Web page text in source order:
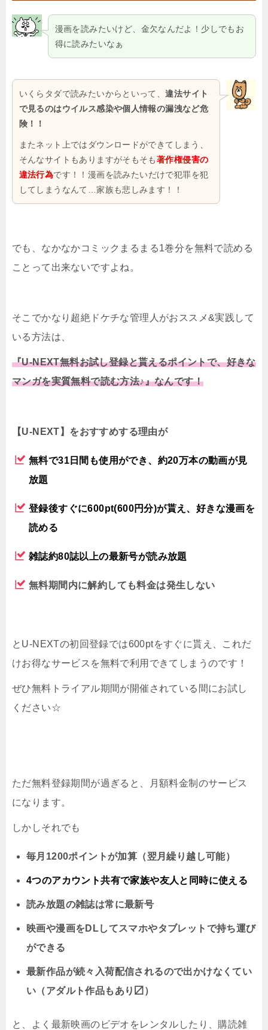
漫画を読みたいけど、金欠なんだよ！少しでもお
得に読みたいなぁ
いくらタダで読みたいからといって、違法サイト
で見るのはウイルス感染や個人情報の漏洩など危
険！！
またネット上ではダウンロードができてしまう、
そんなサイトもありますがそもそも著作権侵害の
違法行為です！！漫画を読みたいだけで犯罪を犯
してしまうなんて…家族も悲しみます！！
でも、なかなかコミックまるまる1巻分を無料で読める
ことって出来ないですよね。
そこでかなり超絶ドケチな管理人がおススメ&実践して
いる方法は、
『U-NEXT無料お試し登録と貰えるポイントで、好きな
マンガを実質無料で読む方法♪』なんです！
【U-NEXT】をおすすめする理由が
無料で31日間も使用ができ、約20万本の動画が見
放題
登録後すぐに600pt(600円分)が貰え、好きな漫画を
読める
雑誌約80誌以上の最新号が読み放題
無料期間内に解約しても料金は発生しない
とU-NEXTの初回登録では600ptをすぐに貰え、これだ
けお得なサービスを無料で利用できてしまうのです！
ぜひ無料トライアル期間が開催されている間にお試し
ください☆
ただ無料登録期間が過ぎると、月額料金制のサービス
になります。
しかしそれでも
毎月1200ポイントが加算（翌月繰り越し可能）
4つのアカウント共有で家族や友人と同時に使える
読み放題の雑誌は常に最新号
映画や漫画をDLしてスマホやタブレットで持ち運び
ができる
最新作品が続々入荷配信されるので出かけなくてい
い（アダルト作品もあり〼）
と、よく最新映画のビデオをレンタルしたり、購読雑